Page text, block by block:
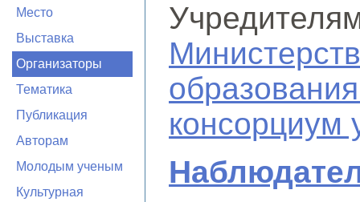
Место
Выставка
Организаторы
Тематика
Публикация
Авторам
Молодым ученым
Культурная
консорциум